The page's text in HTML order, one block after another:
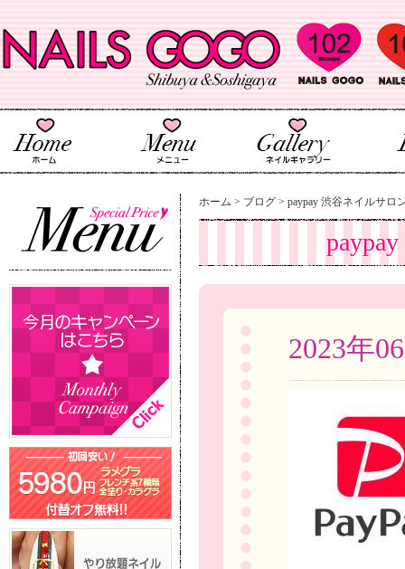
ホーム > ブログ > paypay 渋谷ネイルサロ
2023年